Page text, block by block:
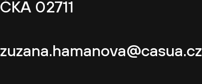
ČKA 02711
zuzana.hamanova@casua.cz